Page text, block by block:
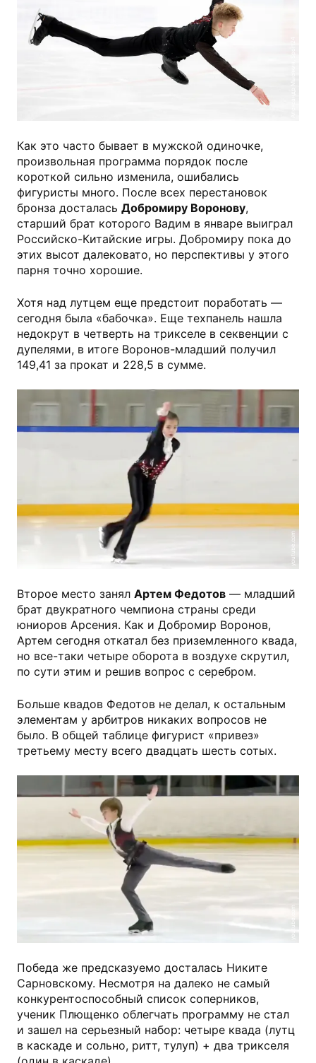
Как это часто бывает в мужской одиночке,
произвольная программа порядок после
короткой сильно изменила, ошибались
фигуристы много. После всех перестановок
бронза досталась Добромиру Воронову,
старший брат которого Вадим в январе выиграл
Российско-Китайские игры. Добромиру пока до
этих высот далековато, но перспективы у этого
парня точно хорошие.
Хотя над лутцем еще предстоит поработать —
сегодня была «бабочка». Еще техпанель нашла
недокрут в четверть на трикселе в секвенции с
дупелями, в итоге Воронов-младший получил
149,41 за прокат и 228,5 в сумме.
youtube.com
Второе место занял Артем Федотов — младший
брат двукратного чемпиона страны среди
юниоров Арсения. Как и Добромир Воронов,
Артем сегодня откатал без приземленного квада,
но все-таки четыре оборота в воздухе скрутил,
по сути этим и решив вопрос с серебром.
Больше квадов Федотов не делал, к остальным
элементам у арбитров никаких вопросов не
было. В общей таблице фигурист «привез»
третьему месту всего двадцать шесть сотых.
youtube.com
Победа же предсказуемо досталась Никите
Сарновскому. Несмотря на далеко не самый
конкурентоспособный список соперников,
ученик Плющенко облегчать программу не стал
и зашел на серьезный набор: четыре квада (лутц
в каскаде и сольно, ритт, тулуп) + два трикселя